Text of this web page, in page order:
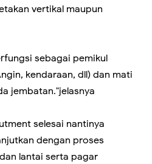
vertikal maupun
sebagai pemikul
kendaraan, dll) dan mati
jembatan."jelasnya
selesai nantinya
dengan proses
lantai serta pagar